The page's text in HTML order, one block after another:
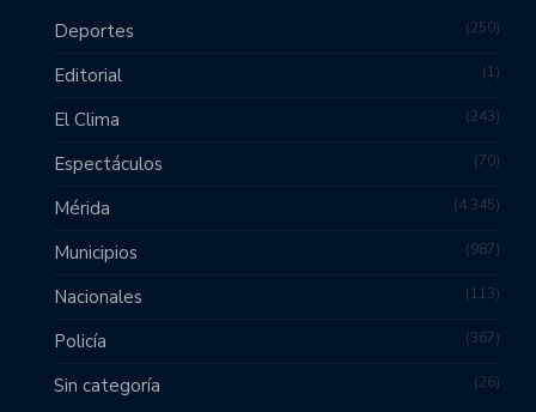
Deportes 250
Editorial 1
El Clima 243
Espectáculos 70
Mérida 4.345
Municipios 987
Nacionales 113
Policía 367
Sin categoría 26